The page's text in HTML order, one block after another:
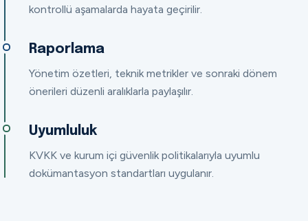
kontrollü aşamalarda hayata geçirilir.
Raporlama
Yönetim özetleri, teknik metrikler ve sonraki dönem
önerileri düzenli aralıklarla paylaşılır.
Uyumluluk
KVKK ve kurum içi güvenlik politikalarıyla uyumlu
dokümantasyon standartları uygulanır.